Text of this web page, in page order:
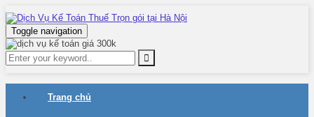
Toggle navigation
Trang chủ